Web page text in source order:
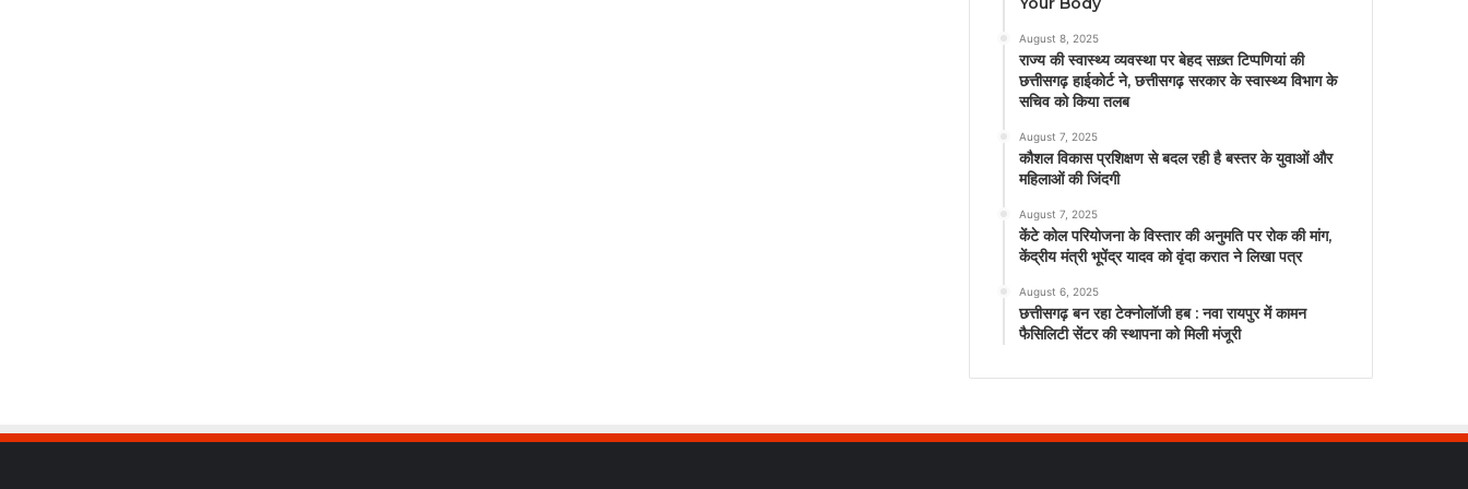
August 8, 2025
राज्य की स्वास्थ्य व्यवस्था पर बेहद सख़्त टिप्पणियां की
छत्तीसगढ़ हाईकोर्ट ने, छत्तीसगढ़ सरकार के स्वास्थ्य विभाग के
सचिव को किया तलब
August 7, 2025
कौशल विकास प्रशिक्षण से बदल रही है बस्तर के युवाओं और
महिलाओं की जिंदगी
August 7, 2025
केंटे कोल परियोजना के विस्तार की अनुमति पर रोक की मांग,
केंद्रीय मंत्री भूपेंद्र यादव को वृंदा करात ने लिखा पत्र
August 6, 2025
छत्तीसगढ़ बन रहा टेक्नोलॉजी हब : नवा रायपुर में कामन
फैसिलिटी सेंटर की स्थापना को मिली मंजूरी